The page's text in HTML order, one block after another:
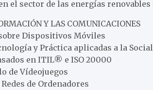
el sector de las energías
Y LAS COMUNICACIONES
Dispositivos Móviles
y Práctica aplicadas a la
en ITIL® e ISO 20000
de Vídeojuegos
de Ordenadores